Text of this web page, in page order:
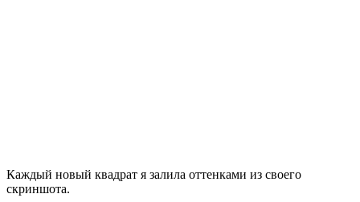
Каждый новый квадрат я залила оттенками из своего
скриншота.